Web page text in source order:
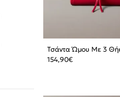
Τσάντα Ώμου Με 3
154,90€